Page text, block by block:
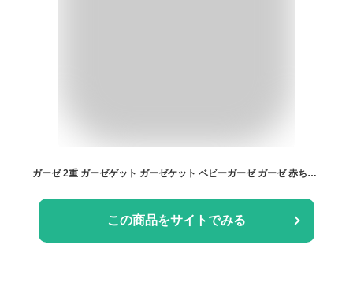
ガーゼ 2重 ガーゼゲット ガーゼケット ベビーガーゼ ガーゼ 赤ちゃん 新生児 おくるみ コットン 夏用 ブランケット バスタオル タオル おくるみガーゼ ベビー 大判 涼しい 薄手 綿100% 退院 ギフト 100 130 (わくわくアニマルパーク)
この商品をサイトでみる